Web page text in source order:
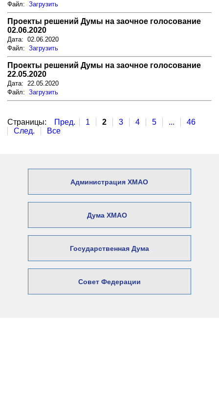
Файл: Загрузить
Проекты решений Думы на заочное голосование
02.06.2020
Дата: 02.06.2020
Файл: Загрузить
Проекты решений Думы на заочное голосование
22.05.2020
Дата: 22.05.2020
Файл: Загрузить
Страницы: Пред. 1 2 3 4 5 ...
46
След.
Все
Администрация ХМАО
Дума ХМАО
Государственная Дума
Совет Федерации